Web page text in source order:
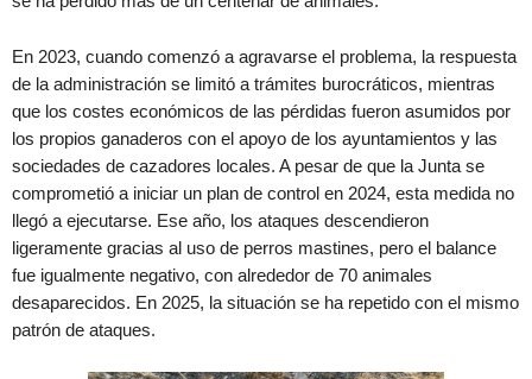
En 2023, cuando comenzó a agravarse el problema, la respuesta
de la administración se limitó a trámites burocráticos, mientras
que los costes económicos de las pérdidas fueron asumidos por
los propios ganaderos con el apoyo de los ayuntamientos y las
sociedades de cazadores locales. A pesar de que la Junta se
comprometió a iniciar un plan de control en 2024, esta medida no
llegó a ejecutarse. Ese año, los ataques descendieron
ligeramente gracias al uso de perros mastines, pero el balance
fue igualmente negativo, con alrededor de 70 animales
desaparecidos. En 2025, la situación se ha repetido con el mismo
patrón de ataques.